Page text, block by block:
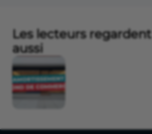
Les lecteurs regardent
aussi